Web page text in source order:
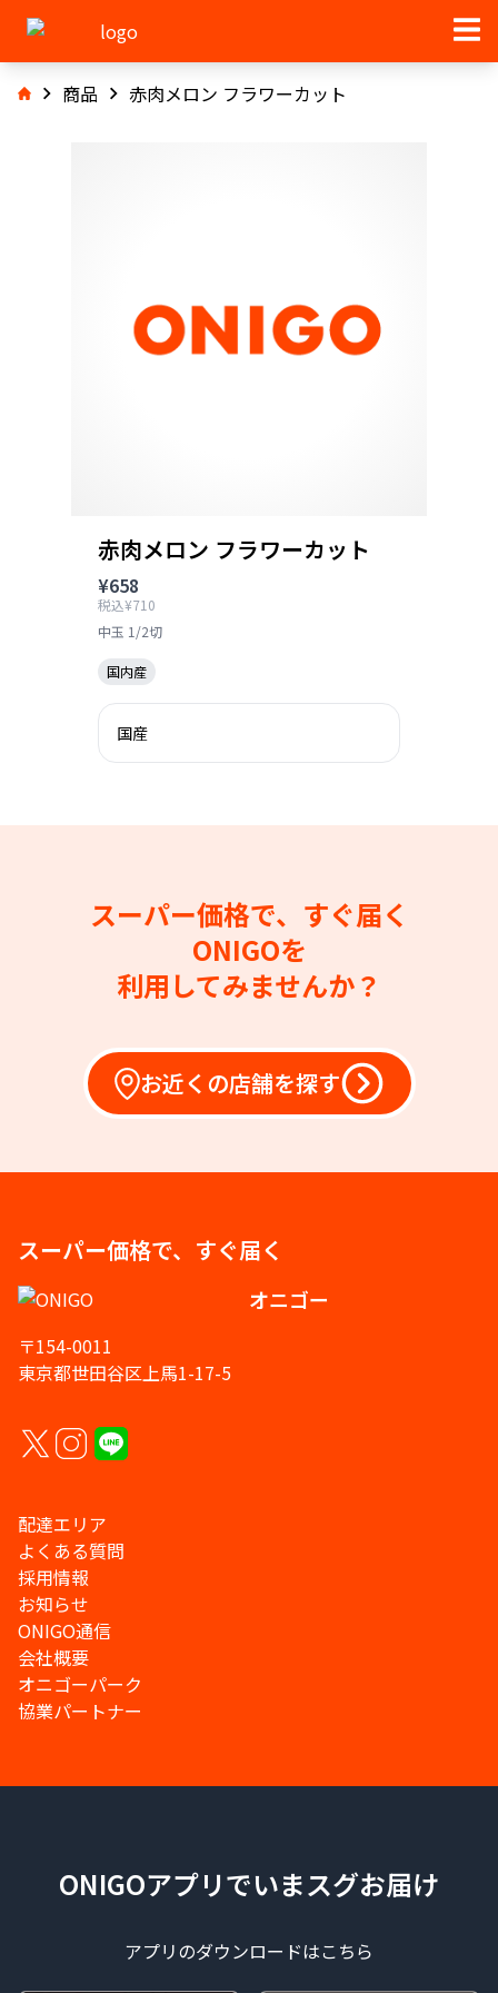
商品 赤肉メロン フラワーカット
赤肉メロン フラワーカット
¥658
税込¥710
中玉 1/2切
国内産
国産
スーパー価格で、すぐ届く
ONIGOを
利用してみませんか？
お近くの店舗を探す
スーパー価格で、すぐ届く
オニゴー
〒154-0011
東京都世田谷区上馬1-17-5
配達エリア
よくある質問
採用情報
お知らせ
ONIGO通信
会社概要
オニゴーパーク
協業パートナー
ONIGOアプリでいまスグお届け
アプリのダウンロードはこちら